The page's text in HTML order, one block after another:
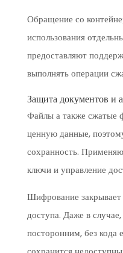
Обращение со
использования
предоставляют
выполнять операции
Защита документов и
Файлы а также сжатые
ценную данные,
сохранность.
ключи и управление
Шифрование закрывает
доступа. Даже в
посторонним, без кода